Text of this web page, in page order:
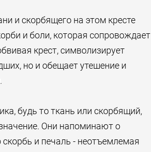
и скорбящего на этом кресте
и боли, которая сопровождает
крест, символизирует
но и обещает утешение и
будь то ткань или скорбящий,
Они напоминают о
и печаль - неотъемлемая